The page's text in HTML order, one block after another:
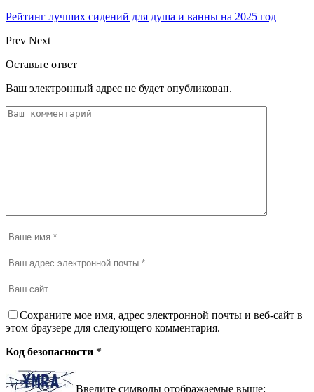
Рейтинг лучших сидений для душа и ванны на 2025 год
Prev Next
Оставьте ответ
Ваш электронный адрес не будет опубликован.
Сохраните мое имя, адрес электронной почты и веб-сайт в
этом браузере для следующего комментария.
Код безопасности *
Введите символы отображаемые выше: